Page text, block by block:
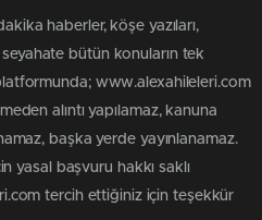
haberler, köşe yazıları,
bütün konuların tek
www.alexahileleri.com
alıntı yapılamaz, kanuna
başka yerde yayınlanamaz.
yasal başvuru hakkı saklı
tercih ettiğiniz için teşekkür